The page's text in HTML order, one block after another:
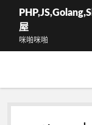
屋
咪啪咪啪